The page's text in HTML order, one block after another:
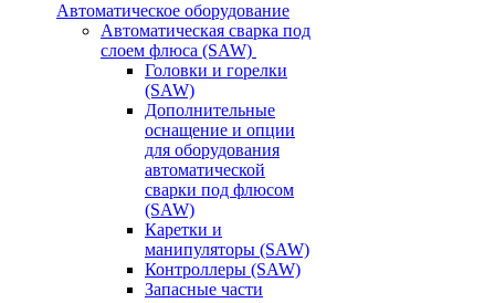
Автоматическое оборудование
Автоматическая сварка под
слоем флюса (SAW)
Головки и горелки
(SAW)
Дополнительные
оснащение и опции
для оборудования
автоматической
сварки под флюсом
(SAW)
Каретки и
манипуляторы (SAW)
Контроллеры (SAW)
Запасные части